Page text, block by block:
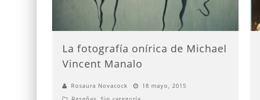
La fotografía onírica de Michael
Vincent Manalo
Rosaura Novacock
18 mayo, 2015